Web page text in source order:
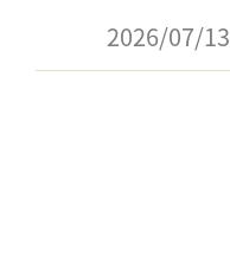
2026/07/13